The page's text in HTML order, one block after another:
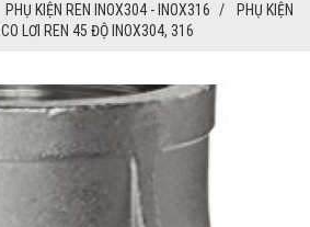
PHỤ KIỆN REN INOX304 - INOX316
PHỤ KIỆN
CO LƠI REN 45 ĐỘ INOX304, 316